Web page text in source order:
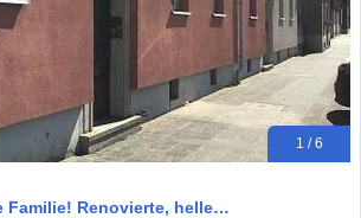
1 / 6
Familie! Renovierte, helle…